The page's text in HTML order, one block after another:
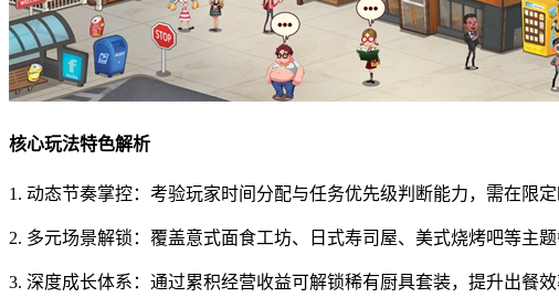
核心玩法特色解析
1. 动态节奏掌控：考验玩家时间分配与任务优先级判断能力，需在限
2. 多元场景解锁：覆盖意式面食工坊、日式寿司屋、美式烧烤吧等主
3. 深度成长体系：通过累积经营收益可解锁稀有厨具套装，提升出餐